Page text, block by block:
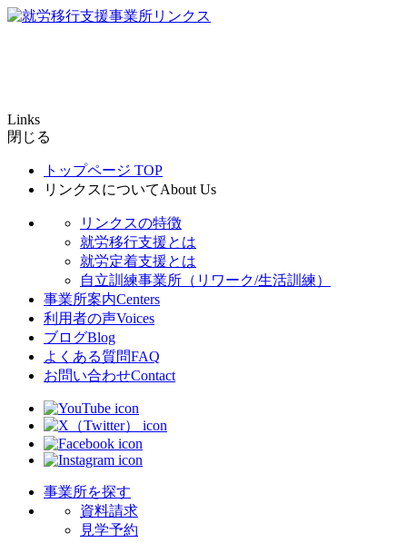
Links
閉じる
トップページ TOP
リンクスについてAbout Us
リンクスの特徴
就労移行支援とは
就労定着支援とは
自立訓練事業所（リワーク/生活訓練）
事業所案内Centers
利用者の声Voices
ブログBlog
よくある質問FAQ
お問い合わせContact
事業所を探す
資料請求
見学予約